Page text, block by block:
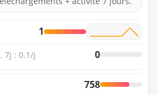
1
7j : 0.1/j 0
758